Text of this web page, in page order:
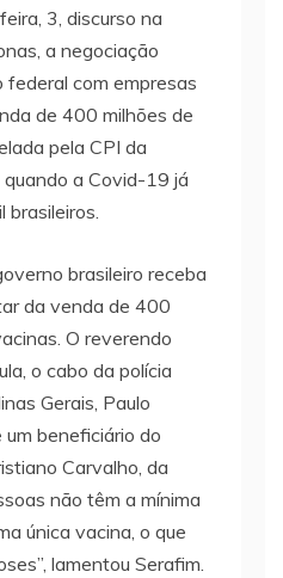
3, discurso na
a negociação
federal com empresas
de 400 milhões de
pela CPI da
a Covid-19 já
brasileiros.
brasileiro receba
da venda de 400
O reverendo
o cabo da polícia
Gerais, Paulo
beneficiário do
Carvalho, da
não têm a mínima
única vacina, o que
lamentou Serafim.